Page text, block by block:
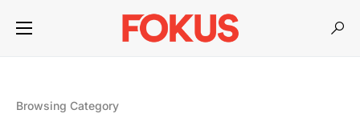
Browsing Category